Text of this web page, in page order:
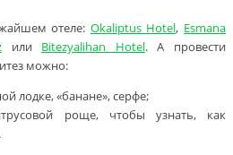
отеле: Okaliptus Hotel, Esmana
или Bitezyalihan Hotel. А провести
можно:
лодке, «банане», серфе;
роще, чтобы узнать, как